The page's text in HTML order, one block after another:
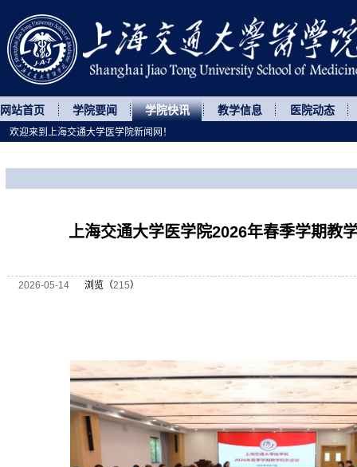
网站首页 学院要闻 学院快讯 教学信息 医院动态
上海交通大学医学院2026年春季学期教
2026-05-14 浏览（215）
欢迎来到上海交通大学医学院新闻网！